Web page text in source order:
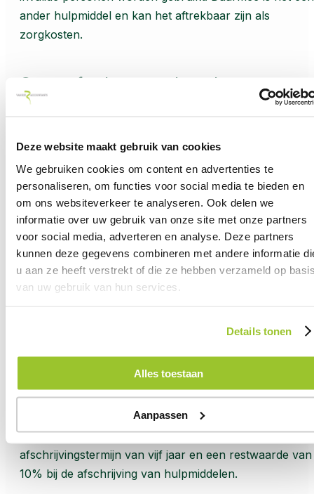
Deze website maakt gebruik van cookies
We gebruiken cookies om content en advertenties te
personaliseren, om functies voor social media te bieden en
om ons websiteverkeer te analyseren. Ook delen we
informatie over uw gebruik van onze site met onze partners
voor social media, adverteren en analyse. Deze partners
kunnen deze gegevens combineren met andere informatie
u aan ze heeft verstrekt of die ze hebben verzameld op
van uw gebruik van hun services.
Details tonen
Alles toestaan
Aanpassen
ander hulpmiddel en kan het aftrekbaar zijn als
zorgkosten.
Geen aftrek voor rolstoel
aftrek uitgesloten, omdat een aanvraag van een
via de Wmo mogelijk is.
Let op! Dat een rolstoel niet aftrekbaar is, doet niet af
aan de aftrekbaarheid van de elektrische
handbike.
Afschrijving of bedrag ineens
In principe kan het totaalbedrag van de aanschaf van
in aftrek worden gebracht. U kunt ‘slechts’ de jaarlijkse
afschrijving voor aftrek opvoeren.
De Belastingdienst geeft aan dat over het
algemeen mag worden uitgegaan van een
afschrijvingstermijn van vijf jaar en een restwaarde van
10% bij de afschrijving van hulpmiddelen.